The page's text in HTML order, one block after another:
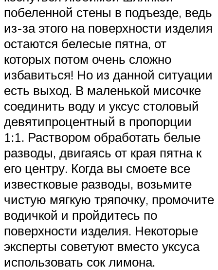
побеленной стены в подъезде, ведь
из-за этого на поверхности изделия
остаются белесые пятна, от
которых потом очень сложно
избавиться! Но из данной ситуации
есть выход. В маленькой мисочке
соединить воду и уксус столовый
девятипроцентный в пропорции
1:1. Раствором обработать белые
разводы, двигаясь от края пятна к
его центру. Когда вы смоете все
известковые разводы, возьмите
чистую мягкую тряпочку, промочите
водичкой и пройдитесь по
поверхности изделия. Некоторые
эксперты советуют вместо уксуса
использовать сок лимона.